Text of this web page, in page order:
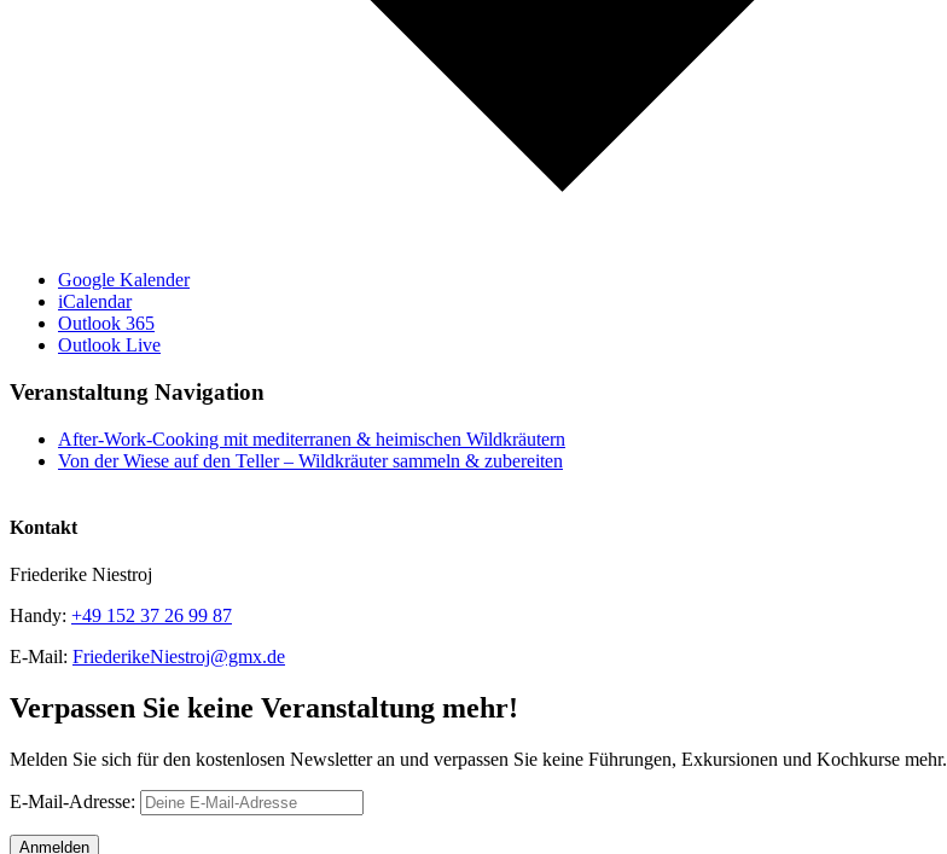
Google Kalender
iCalendar
Outlook 365
Outlook Live
Veranstaltung Navigation
After-Work-Cooking mit mediterranen & heimischen Wildkräutern
Von der Wiese auf den Teller – Wildkräuter sammeln & zubereiten
Kontakt
Friederike Niestroj
Handy: +49 152 37 26 99 87
E-Mail: FriederikeNiestroj@gmx.de
Verpassen Sie keine Veranstaltung mehr!
Melden Sie sich für den kostenlosen Newsletter an und verpassen Sie keine Führungen, Exkursionen und Kochkurse mehr.
E-Mail-Adresse: